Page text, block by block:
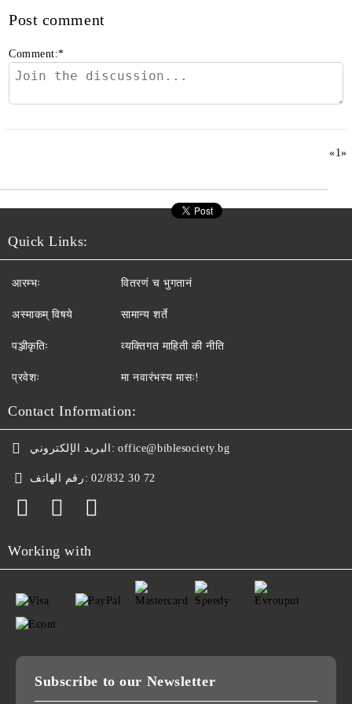
Post comment
Comment:*
«1»
Quick Links:
आरम्भः
अस्माकम् विषये
पञ्जीकृतिः
प्रवेशः
वितरणं च भुगतानं
सामान्य शर्ते
व्यक्तिगत माहिती की नीति
मा नवारंभस्य मासः!
Contact Information:
البريد الإلكتروني: office@biblesociety.bg
رقم الهاتف: 02/832 30 72
Working with
Subscribe to our Newsletter